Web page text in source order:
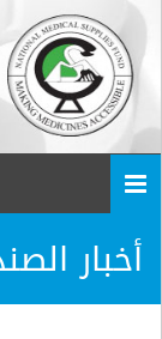
أخبار